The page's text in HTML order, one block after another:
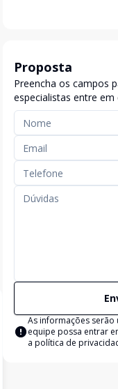
Proposta
Preencha os campos
especialistas entre
As informações serão
equipe possa entrar
a política de